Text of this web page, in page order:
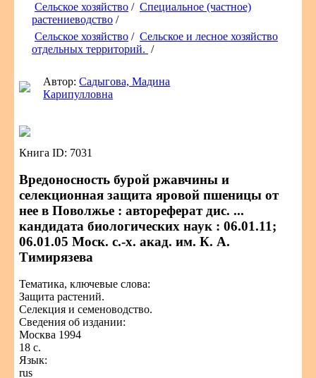
Сельское хозяйство / Специальное (частное)
растениеводство /
Сельское хозяйство / Сельское и лесное хозяйство
отдельных территорий. /
Автор:Садыгова, Мадина
Карипулловна
Книга ID: 7031
Вредоносность бурой ржавчины и
селекционная защита яровой пшеницы от
нее в Поволжье : автореферат дис. ...
кандидата биологических наук : 06.01.11;
06.01.05 Моск. с.-х. акад. им. К. А.
Тимирязева
Тематика, ключевые слова:
Защита растений.
Селекция и семеноводство.
Сведения об издании:
Москва 1994
18 с.
Язык:
rus